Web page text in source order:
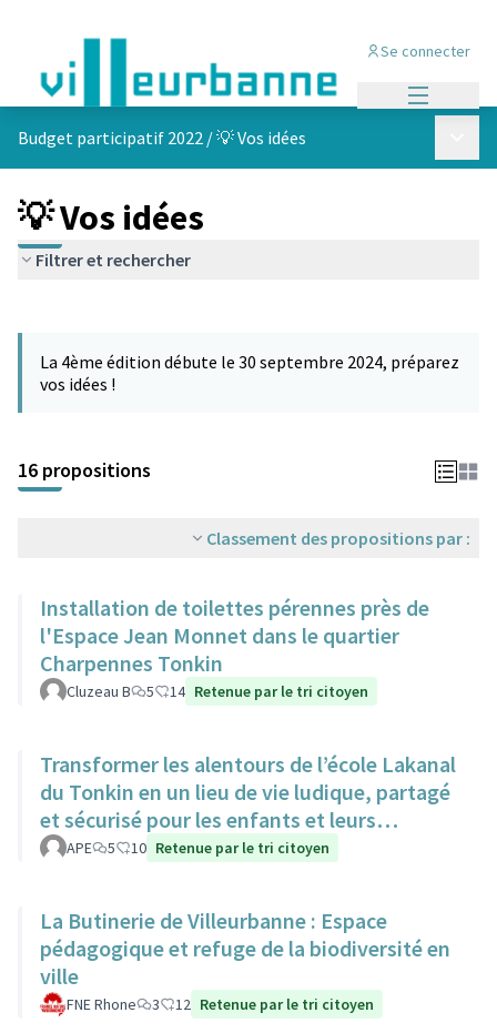
Se connecter
Budget participatif 2022 /💡 Vos idées
💡 Vos idées
Filtrer et rechercher
−
La 4ème édition débute le 30 septembre 2024, préparez
vos idées !
16 propositions
Classement des propositions par :
Installation de toilettes pérennes près de
l'Espace Jean Monnet dans le quartier
Charpennes Tonkin
Cluzeau B 5 14 Retenue par le tri citoyen
Transformer les alentours de l’école Lakanal
du Tonkin en un lieu de vie ludique, partagé
et sécurisé pour les enfants et leurs
familles.
APE 5 10 Retenue par le tri citoyen
La Butinerie de Villeurbanne : Espace
pédagogique et refuge de la biodiversité en
ville
FNE Rhone 3 12 Retenue par le tri citoyen